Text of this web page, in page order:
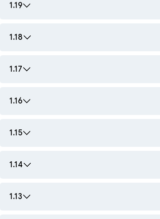
1.19
1.18
1.17
1.16
1.15
1.14
1.13